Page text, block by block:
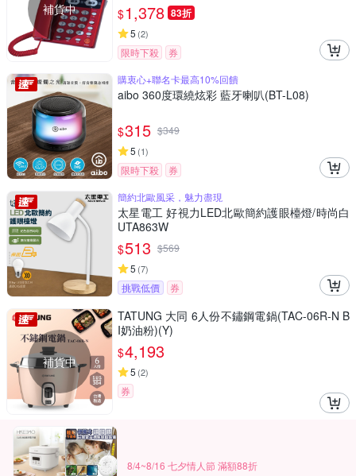
補貨中 $1,378 83折
5 (2)
限時下殺
券
購衷心+聯名卡最高10%回饋
aibo 360度環繞炫彩 藍牙喇叭(BT-L08)
$315 $349
5 (1)
限時下殺
券
簡約北歐風采，魅力盡現
太星電工 好視力LED北歐簡約護眼檯燈/時尚白
UTA863W
$513 $569
5 (7)
挑戰低價 券
補貨中
TATUNG 大同 6人份不鏽鋼電鍋(TAC-06R-N B
I奶油粉)(Y)
$4,193
5 (2)
券
8/4~8/16 七夕情人節 滿額88折